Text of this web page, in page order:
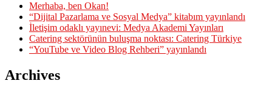
Merhaba, ben Okan!
“Dijital Pazarlama ve Sosyal Medya” kitabım yayınlandı
İletişim odaklı yayınevi: Medya Akademi Yayınları
Catering sektörünün buluşma noktası: Catering Türkiye
“YouTube ve Video Blog Rehberi” yayınlandı
Archives